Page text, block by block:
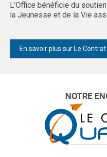
L'Office bénéficie du
la Jeunesse et de la Vie
En savoir plus sur Le
NOTRE